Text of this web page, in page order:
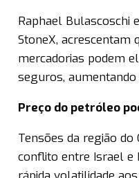
Raphael Bulascoschi
StoneX, acrescentam
mercadorias podem
seguros,
Preço do petróleo
Tensões da região do
conflito entre Israel e